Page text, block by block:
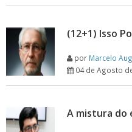
(12+1) Isso
por Marcelo
04 de Agosto
A mistura do